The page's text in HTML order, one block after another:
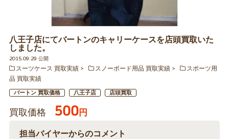
八王子店にてバートンのキャリーケースを店頭買取いた
しました。
2015.09.29 公開
スーツケース 買取実績
スノーボード用品 買取実績
スポーツ用
品 買取実績
バートン 買取価格 八王子店 店頭買取
買取価格 500円
担当バイヤーからのコメント